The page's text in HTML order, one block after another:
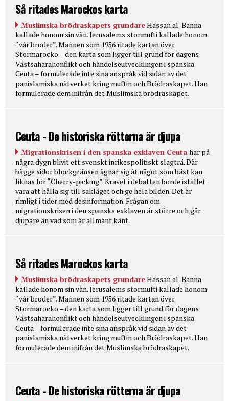
Så ritades Marockos karta
Muslimska brödraskapets grundareHassan al-Banna
kallade honom sin vän. Jerusalems stormufti kallade honom
“vår broder”. Mannen som 1956 ritade kartan över
Stormarocko – den karta som ligger till grund för dagens
Västsaharakonflikt och händelseutvecklingen i spanska
Ceuta – formulerade inte sina anspråk vid sidan av det
panislamiska nätverket kring muftin och Brödraskapet. Han
formulerade dem inifrån det Muslimska brödraskapet.
Ceuta - De historiska rötterna är djupa
Migrationskrisen i den spanska exklaven Ceuta har på
några dygn blivit ett svenskt inrikespolitiskt slagträ. Där
bägge sidor blockgränsen ägnar sig åt något som bäst kan
liknas för “Cherry-picking”. Kravet i debatten borde istället
vara att hålla sig till sakläget och ge hela bilden. Det är
rimligt i tider med desinformation. Frågan om
migrationskrisen i den spanska exklaven är större och går
djupare än vad som är allmänt känt.
Så ritades Marockos karta
Muslimska brödraskapets grundareHassan al-Banna
kallade honom sin vän. Jerusalems stormufti kallade honom
“vår broder”. Mannen som 1956 ritade kartan över
Stormarocko – den karta som ligger till grund för dagens
Västsaharakonflikt och händelseutvecklingen i spanska
Ceuta – formulerade inte sina anspråk vid sidan av det
panislamiska nätverket kring muftin och Brödraskapet. Han
formulerade dem inifrån det Muslimska brödraskapet.
Ceuta - De historiska rötterna är djupa